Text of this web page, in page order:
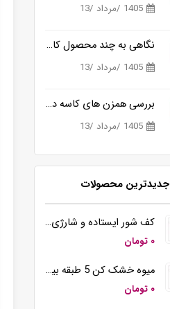
1405 /مرداد /13
نگاهی به چند محصول کاربردی ناسا
1405 /مرداد /13
بررسی همزن های کاسه دار کوزانو و روگن
1405 /مرداد /13
جدیدترین محصولات
کف شور ایستاده و شارژی بیسمارک مدل BM5510
۰ تومان
میوه خشک کن 5 طبقه بیسمارک مدل BM3004
۰ تومان